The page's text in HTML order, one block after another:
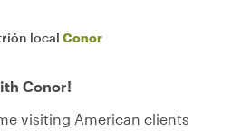
local Conor
Conor!
visiting American clients